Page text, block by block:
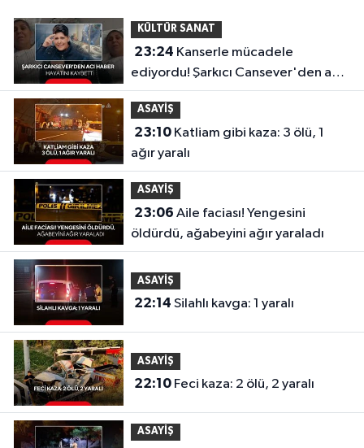
KÜLTÜR SANAT
23:24
ediyordu! Şarkıcı Cansever'den acı
haber, hayatını kaybetti
ASAYİŞ
23:10Katliam gibi kaza: 3 ölü, 1
ağır yaralı
ASAYİŞ
23:06
öldürdü, ağabeyini ağır yaraladı
ASAYİŞ
22:14 Silahlı kavga: 1 yaralı
ASAYİŞ
22:10 Feci kaza: 2 ölü, 2 yaralı
ASAYİŞ